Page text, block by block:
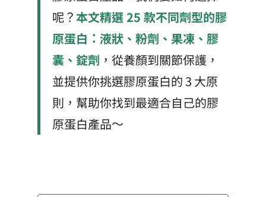
呢？本文精選 25 款不同劑型的膠
原蛋白：液狀、粉劑、果凍、膠
囊、錠劑 ，從養顏到關節保護，
並提供你挑選膠原蛋白的 3 大原
則，幫助你找到最適合自己的膠
原蛋白產品～